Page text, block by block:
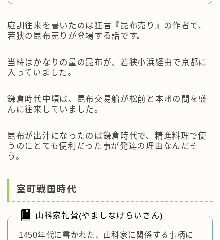
庭訓往来を書いたのは狂言『昆布売り』の作者で、
若狭の昆布売りが登場する話です。
当時はかなりの量の昆布が、若狭小浜経由で京都に
入っていました。
鎌倉時代中頃は、昆布交易船が松前と本州の間を盛
んに往来していました。
昆布が出汁になったのは鎌倉時代で、精進料理で使
うのにとても便利だった事が発達の理由なんだそ
う。
室町戦国時代
山科家礼賛(やましなけらいさん)
1450年代に書かれた、山科家に関係する事柄に